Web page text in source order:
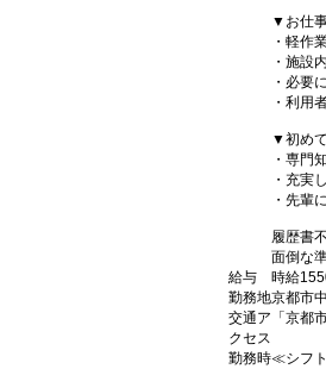
▼お仕
・軽作
・施設
・必要
・利用
▼初め
・専門
・充実
・先輩
履歴書
面倒な
給与
時給
勤務地京都市
交通ア
クセス
「京都
勤務時≪シフ